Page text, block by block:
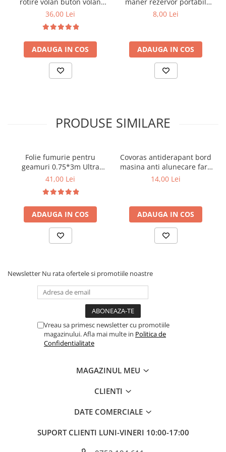
Covorase MINI
Covorase NISSAN
Covorase OPEL
Covorase PEUGEOT
Covorase PORSCHE
Covorase SKODA
Covorase TOYOTA
Covorase VOLKSWAGEN
Covorase VOLVO
Tavite Portbagaj
ELECTRICE AUTO
Adaptoare Bricheta Auto
Banda izolatoare
Borne Baterie
Cabluri Alimentare Date Telefon
Cabluri de Pornire
Roboti Pornire Auto
Caracteristici produs
tip produs: husa volan auto
material: piele ecologica + silicon
culoare: negru
diametru compatibil: 37-39 cm
compatibilitate: universala
Pretul afisat este per bucata.
auto
36,00 Lei
ADAUGA IN COS
etans
8,00 Lei
ADAUGA IN COS
PRODUSE SIMILARE
Folie fumurie pentru
geamuri 0.75*3m Ultra
Super Dark Black 1%
41,00 Lei
ADAUGA IN COS
Covoras antiderapant bord
masina anti alunecare fara
lipire
14,00 Lei
ADAUGA IN COS
Newsletter Nu rata ofertele si promotiile noastre
Vreau sa primesc newsletter cu promotiile
magazinului. Afla mai multe in Politica de
Confidentialitate
MAGAZINUL MEU
CLIENTI
DATE COMERCIALE
SUPORT CLIENTI LUNI-VINERI 10:00-17:00